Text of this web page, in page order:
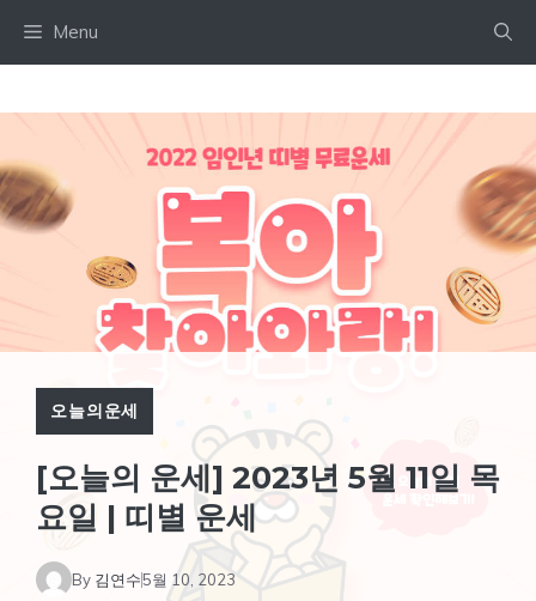
Menu
오늘의운세
[오늘의 운세] 2023년 5월 11일 목
요일 | 띠별 운세
By 김연수5월 10, 2023